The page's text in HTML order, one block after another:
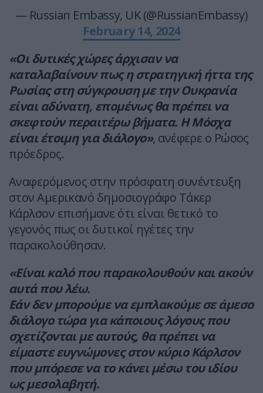
— Russian Embassy, UK (@RussianEmbassy)
February 14, 2024
«Οι δυτικές χώρες άρχισαν να
καταλαβαίνουν πως η στρατηγική ήττα της
Ρωσίας στη σύγκρουση με την Ουκρανία
είναι αδύνατη, επομένως θα πρέπει να
σκεφτούν περαιτέρω βήματα. Η Μόσχα
είναι έτοιμη για διάλογο», ανέφερε ο Ρώσος
πρόεδρος.
Αναφερόμενος στην πρόσφατη συνέντευξη
στον Αμερικανό δημοσιογράφο Tάκερ
Κάρλσον επισήμανε ότι είναι θετικό το
γεγονός πως οι δυτικοί ηγέτες την
παρακολούθησαν.
«Είναι καλό που παρακολουθούν και ακούν
αυτά που λέω.
Εάν δεν μπορούμε να εμπλακούμε σε άμεσο
διάλογο τώρα για κάποιους λόγους που
σχετίζονται με αυτούς, θα πρέπει να
είμαστε ευγνώμονες στον κύριο Κάρλσον
που μπόρεσε να το κάνει μέσω του ιδίου
ως μεσολαβητή.